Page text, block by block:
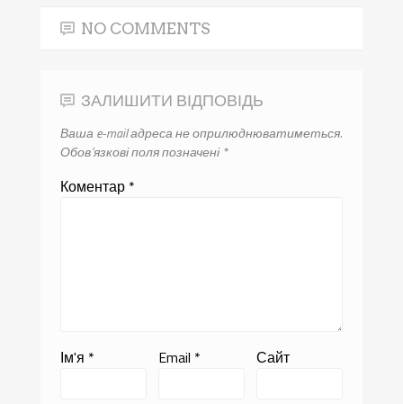
NO COMMENTS
ЗАЛИШИТИ ВІДПОВІДЬ
Ваша e-mail адреса не оприлюднюватиметься.
Обов’язкові поля позначені*
Коментар *
Ім'я * Email * Сайт